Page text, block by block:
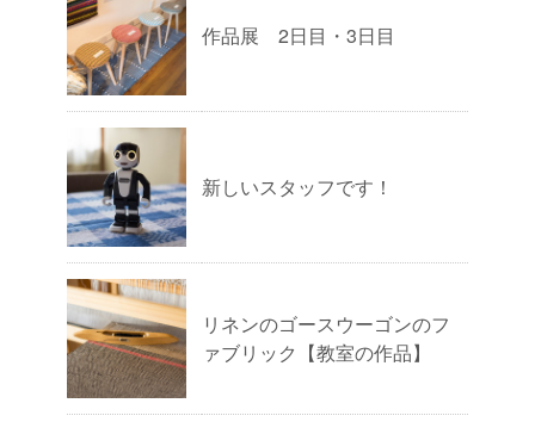
作品展 2日目・3日目
新しいスタッフです！
リネンのゴースウーゴンのフ
ァブリック【教室の作品】